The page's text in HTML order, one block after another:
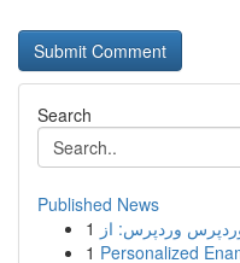
Search
Published News
1
1 Personalized